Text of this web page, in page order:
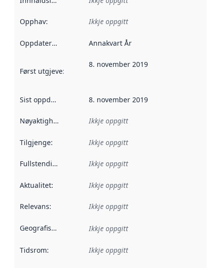
Opphav: Ikkje oppgitt
Oppdateringsfrekvens :
Annakvart År
Først utgjeve:
8. november 2019
Sist oppdatert 8. november 2019
Nøyaktigheit Ikkje oppgitt
Tilgjenge: Ikkje oppgitt
Fullstendigheit Ikkje oppgitt
Aktualitet: Ikkje oppgitt
Relevans: Ikkje oppgitt
Geografisk område Ikkje oppgitt
Tidsrom: Ikkje oppgitt